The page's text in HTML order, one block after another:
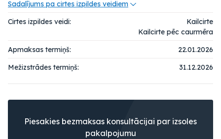
Sadalījums pa cirtes izpildes veidiem
Cirtes izpildes veidi:
Kailcirte
Kailcirte pēc caurmēra
Apmaksas termiņš:
22.01.2026
Mežizstrādes termiņš:
31.12.2026
Piesakies bezmaksas konsultācijai par izsoles
pakalpojumu